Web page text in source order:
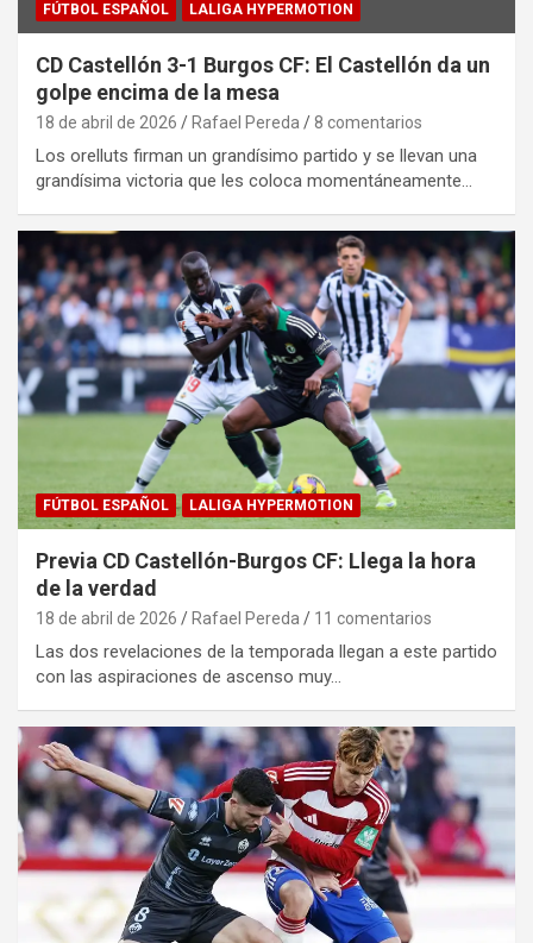
FÚTBOL ESPAÑOL LALIGA HYPERMOTION
CD Castellón 3-1 Burgos CF: El Castellón da un
golpe encima de la mesa
18 de abril de 2026 Rafael Pereda 8 comentarios
Los orelluts firman un grandísimo partido y se llevan una
grandísima victoria que les coloca momentáneamente…
FÚTBOL ESPAÑOL LALIGA HYPERMOTION
Previa CD Castellón-Burgos CF: Llega la hora
de la verdad
18 de abril de 2026 Rafael Pereda 11 comentarios
Las dos revelaciones de la temporada llegan a este partido
con las aspiraciones de ascenso muy…